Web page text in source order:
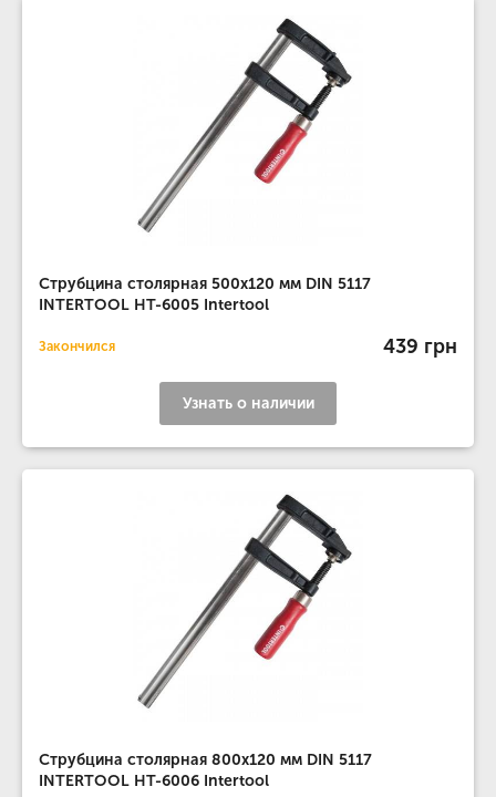
Струбцина столярная 500x120 мм DIN 5117
INTERTOOL HT-6005 Intertool
Закончился 439 грн
Узнать о наличии
Струбцина столярная 800x120 мм DIN 5117
INTERTOOL HT-6006 Intertool